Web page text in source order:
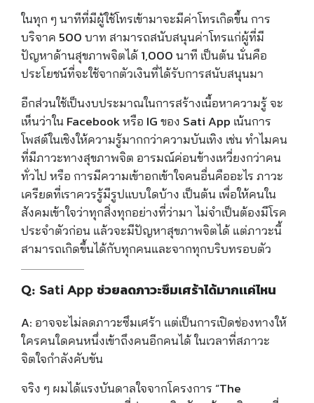
ในทุก ๆ นาทีที่มีผู้ใช้โทรเข้ามาจะมีค่าโทรเกิดขึ้น การ
บริจาค 500 บาท สามารถสนับสนุนค่าโทรแก่ผู้ที่มี
ปัญหาด้านสุขภาพจิตได้ 1,000 นาที เป็นต้น นั่นคือ
ประโยชน์ที่จะใช้จากตัวเงินที่ได้รับการสนับสนุนมา
อีกส่วนใช้เป็นงบประมาณในการสร้างเนื้อหาความรู้ จะ
เห็นว่าใน Facebook หรือ IG ของ Sati App เน้นการ
โพสต์ในเชิงให้ความรู้มากกว่าความบันเทิง เช่น ทำไมคน
ที่มีภาวะทางสุขภาพจิต อารมณ์ค่อนข้างเหวี่ยงกว่าคน
ทั่วไป หรือ การมีความเข้าอกเข้าใจคนอื่นคืออะไร ภาวะ
เครียดที่เราควรรู้มีรูปแบบใดบ้าง เป็นต้น เพื่อให้คนใน
สังคมเข้าใจว่าทุกสิ่งทุกอย่างที่ว่ามา ไม่จำเป็นต้องมีโรค
ประจำตัวก่อน แล้วจะมีปัญหาสุขภาพจิตได้ แต่ภาวะนี้
สามารถเกิดขึ้นได้กับทุกคนและจากทุกบริบทรอบตัว
Q: Sati App ช่วยลดภาวะซึมเศร้าได้มากเเค่ไหน
A: อาจจะไม่ลดภาวะซึมเศร้า แต่เป็นการเปิดช่องทางให้
ใครคนใดคนหนึ่งเข้าถึงคนอีกคนได้ ในเวลาที่สภาวะ
จิตใจกำลังคับขัน
จริง ๆ ผมได้แรงบันดาลใจจากโครงการ “The